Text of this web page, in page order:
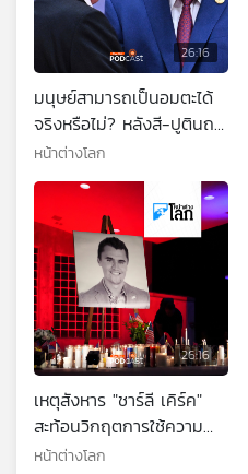
26:16
มนุษย์สามารถเป็นอมตะได้
จริงหรือไม่? หลังสี-ปูตินถก
ยืดอายุขัย
หน้าต่างโลก
26:16
เหตุสังหาร "ชาร์ลี เคิร์ค"
สะท้อนวิกฤตการใช้ความ
รุนแรงทางการเมืองใน
หน้าต่างโลก